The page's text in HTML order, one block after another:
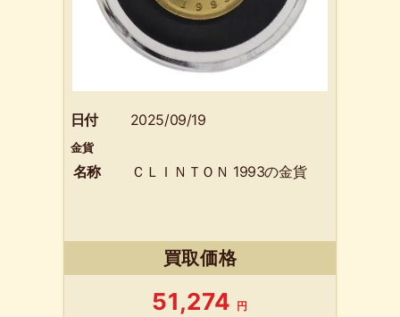
日付 2025/09/19
金貨
名称 ＣＬＩＮＴＯＮ 1993の金貨
買取価格
51,274 円